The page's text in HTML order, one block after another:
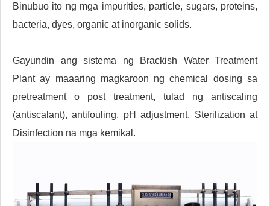
Binubuo ito ng mga impurities, particle, sugars, proteins,
bacteria, dyes, organic at inorganic solids.
Gayundin ang sistema ng Brackish Water Treatment
Plant ay maaaring magkaroon ng chemical dosing sa
pretreatment o post treatment, tulad ng antiscaling
(antiscalant), antifouling, pH adjustment, Sterilization at
Disinfection na mga kemikal.